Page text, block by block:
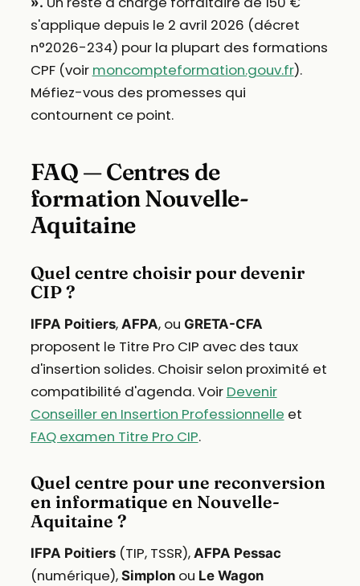
s'applique depuis le 2 avril 2026 (décret
n°2026-234) pour la plupart des formations
CPF (voir moncompteformation.gouv.fr).
Méfiez-vous des promesses qui
contournent ce point.
FAQ — Centres de
formation Nouvelle-
Aquitaine
Quel centre choisir pour devenir
CIP ?
IFPA Poitiers, AFPA, ou GRETA-CFA
proposent le Titre Pro CIP avec des taux
d'insertion solides. Choisir selon proximité et
compatibilité d'agenda. Voir Devenir
Conseiller en Insertion Professionnelle et
FAQ examen Titre Pro CIP.
Quel centre pour une reconversion
en informatique en Nouvelle-
Aquitaine ?
IFPA Poitiers(TIP, TSSR), AFPA Pessac
(numérique), Simplonou Le Wagon